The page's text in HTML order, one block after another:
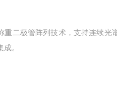
重二极管阵列技术，支持连续
。